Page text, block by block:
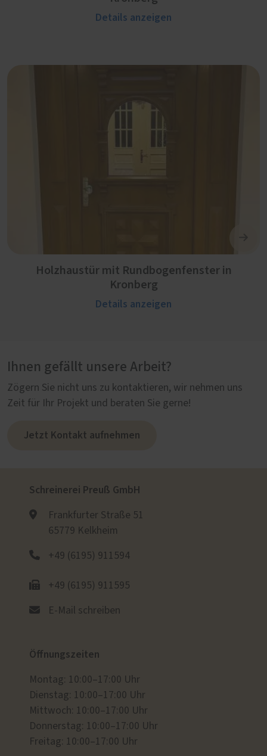
Details anzeigen
Holzhaustür mit Rundbogenfenster in
Kronberg
Details anzeigen
Ihnen gefällt unsere Arbeit?
Zögern Sie nicht uns zu kontaktieren, wir nehmen uns
Zeit für Ihr Projekt und beraten Sie gerne!
Jetzt Kontakt aufnehmen
Schreinerei Preuß GmbH
Frankfurter Straße 51
65779 Kelkheim
+49 (6195) 911594
+49 (6195) 911595
E-Mail schreiben
Öffnungszeiten
Montag: 10:00–17:00 Uhr
Dienstag: 10:00–17:00 Uhr
Mittwoch: 10:00–17:00 Uhr
Donnerstag: 10:00–17:00 Uhr
Freitag: 10:00–17:00 Uhr